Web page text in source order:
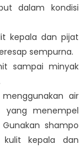
dalam kondisi
kepala dan pijat
sempurna.
sampai minyak
air
yang menempel
shampo
kulit kepala dan